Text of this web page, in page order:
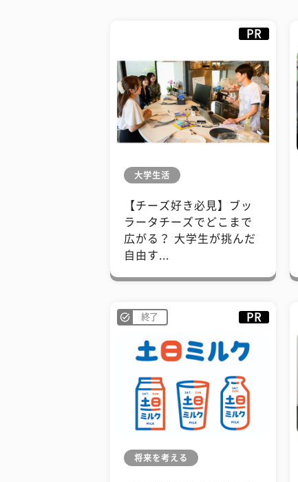
PR
大学生活
【チーズ好き必見】ブッ
ラータチーズでどこまで
広がる？ 大学生が挑んだ
自由す...
終了 PR
将来を考える